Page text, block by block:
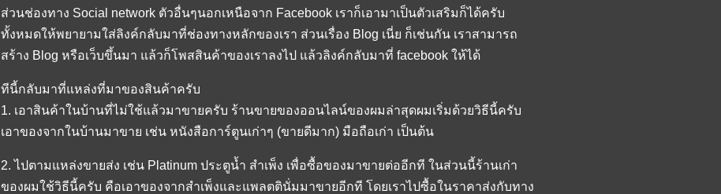
ส่วนช่องทาง Social network ตัวอื่นๆนอกเหนือจาก Facebook เราก็เอามาเป็นตัวเสริมก็ได้ครับ
ทั้งหมดให้พยายามใส่ลิงค์กลับมาที่ช่องทางหลักของเรา ส่วนเรื่อง Blog เนี่ย ก็เช่นกัน เราสามารถ
สร้าง Blog หรือเว็บขึ้นมา แล้วก็โพสสินค้าของเราลงไป แล้วลิงค์กลับมาที่ facebook ให้ได้
ทีนี้กลับมาที่แหล่งที่มาของสินค้าครับ
1. เอาสินค้าในบ้านที่ไม่ใช้แล้วมาขายครับ ร้านขายของออนไลน์ของผมล่าสุดผมเริ่มด้วยวิธีนี้ครับ
เอาของจากในบ้านมาขาย เช่น หนังสือการ์ตูนเก่าๆ (ขายดีมาก) มือถือเก่า เป็นต้น
2. ไปตามแหล่งขายส่ง เช่น Platinum ประตูน้ำ สำเพ็ง เพื่อซื้อของมาขายต่ออีกที ในส่วนนี้ร้านเก่า
ของผมใช้วิธีนี้ครับ คือเอาของจากสำเพ็งและแพลตตินั่มมาขายอีกที โดยเราไปซื้อในราคาส่งกับทาง